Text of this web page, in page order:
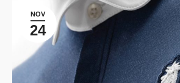
NOV
24